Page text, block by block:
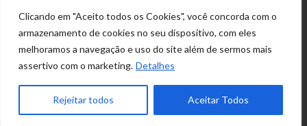
Clicando em "Aceito todos os Cookies", você concorda com o
armazenamento de cookies no seu dispositivo, com eles
melhoramos a navegação e uso do site além de sermos mais
assertivo com o marketing. Detalhes
Rejeitar todos Aceitar Todos
Sobre nós
Produtos
Projetos
Contato
11-4978.1200